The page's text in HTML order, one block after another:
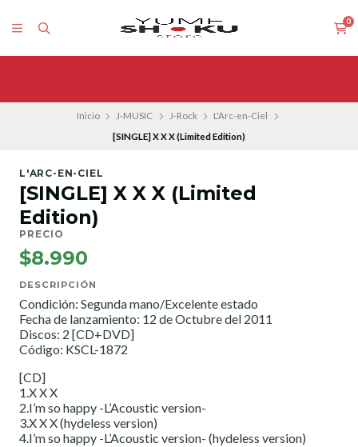
0
Inicio J-MUSIC J-Rock
L'Arc-en-Ciel
[SINGLE] X X X (Limited Edition)
L'ARC-EN-CIEL
[SINGLE] X X X (Limited
Edition)
PRECIO
$8.990
DESCRIPCIÓN
Condición: Segunda mano/Excelente estado
Fecha de lanzamiento: 12 de Octubre del 2011
Discos: 2 [CD+DVD]
Código: KSCL-1872
[CD]
1.X X X
2.I’m so happy -L’Acoustic version-
3.X X X (hydeless version)
4.I’m so happy -L’Acoustic version- (hydeless version)